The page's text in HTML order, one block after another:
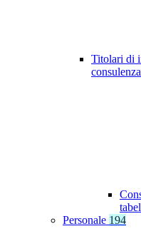
Titolari di
consulenza
Personale 194